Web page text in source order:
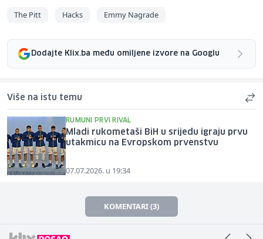
The Pitt Hacks Emmy Nagrade
Dodajte Klix.ba među omiljene izvore na Googlu
Više na istu temu
RUMUNI PRVI RIVAL
Mladi rukometaši BiH u srijedu igraju prvu
utakmicu na Evropskom prvenstvu
07.07.2026. u 19:34
KOMENTARI (3)